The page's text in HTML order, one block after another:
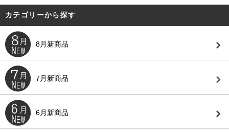
カテゴリーから探す
8月新商品
7月新商品
6月新商品